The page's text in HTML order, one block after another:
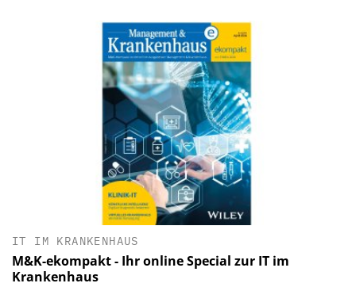
IT IM KRANKENHAUS
M&K-ekompakt - Ihr online Special zur IT im
Krankenhaus